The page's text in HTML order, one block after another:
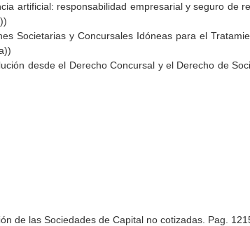
artificial: responsabilidad empresarial y seguro de
Societarias y Concursales Idóneas para el
desde el Derecho Concursal y el Derecho de
de las Sociedades de Capital no cotizadas. Pag.